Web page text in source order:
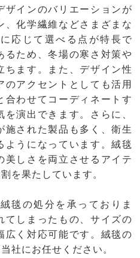
ザインのバリエーションが
、化学繊維などさまざまな
応じて選べる点が特長で
るため、冬場の寒さ対策や
ちます。また、デザイン性
のアクセントとしても活用
合わせてコーディネートす
演出できます。さらに、
施された製品も多く、衛生
ようになっています。絨毯
美しさを両立させるアイテ
を果たしています。
毯の処分を承っておりま
てしまったもの、サイズの
広く対応可能です。絨毯の
社にお任せください。